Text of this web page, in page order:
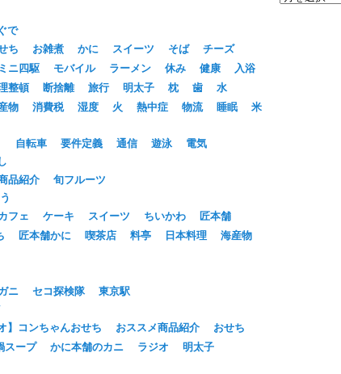
で
ち お雑煮 かに スイーツ そば
チーズ
ミニ四駆 モバイル ラーメン 休み 健康
入浴
整頓 断捨離 旅行 明太子 枕 歯
水
物 消費税 湿度 火 熱中症 物流 睡眠
米
自転車 要件定義 通信 遊泳
電気
品紹介
旬フルーツ
フェ ケーキ スイーツ ちいかわ
匠本舗
匠本舗かに 喫茶店 料亭 日本料理
海産物
ニ セコ探検隊
東京駅
】コンちゃんおせち
おススメ商品紹介
おせち
スープ
かに本舗のカニ ラジオ
明太子